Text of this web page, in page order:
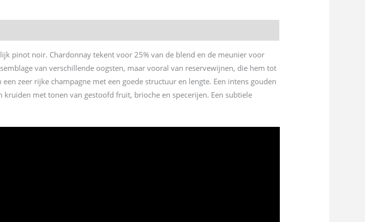
pinot noir. Chardonnay tekent voor 25% van de blend en de meunier voor
van verschillende oogsten, maar vooral van reservewijnen, die hem tot
zeer rijke champagne met een goede structuur en lengte. Een intens gouden
met tonen van gestoofd fruit, brioche en specerijen. Een subtiele